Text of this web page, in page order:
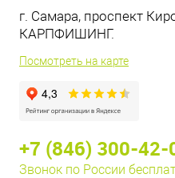
г. Самара, проспект
КАРПФИШИНГ.
Посмотреть на карте
+7 (846) 300-42-
Звонок по России